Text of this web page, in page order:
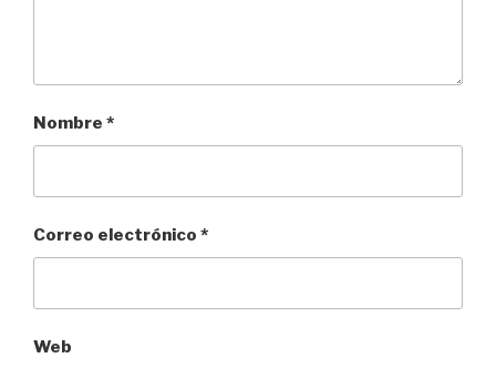
Nombre *
Correo electrónico *
Web